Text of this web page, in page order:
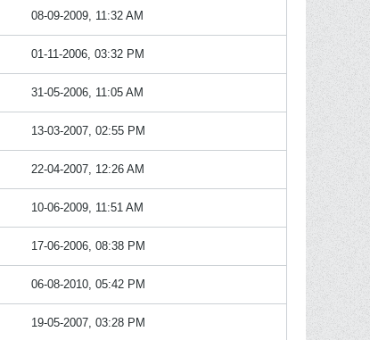
08-09-2009, 11:32 AM
01-11-2006, 03:32 PM
31-05-2006, 11:05 AM
13-03-2007, 02:55 PM
22-04-2007, 12:26 AM
10-06-2009, 11:51 AM
17-06-2006, 08:38 PM
06-08-2010, 05:42 PM
19-05-2007, 03:28 PM